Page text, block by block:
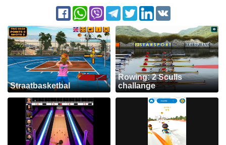
Straatbasketbal
Rowing: 2 Sculls
challange